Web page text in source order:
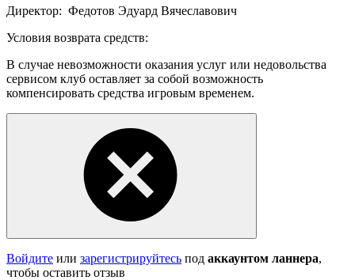
Директор: Федотов Эдуард Вячеславович
Условия возврата средств:
В случае невозможности оказания услуг или недовольства
сервисом клуб оставляет за собой возможность
компенсировать средства игровым временем.
Войдите или зарегистрируйтесь под аккаунтом ланнера,
чтобы оставить отзыв